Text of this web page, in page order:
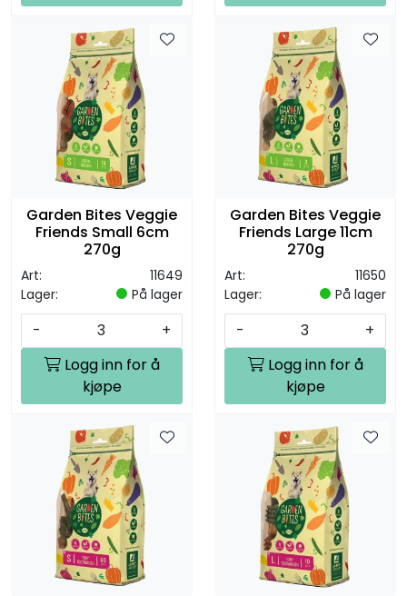
Garden Bites Veggie
Friends Small 6cm
270g
Art:
11649
Lager:
På lager
-
+
Logg inn for å
kjøpe
Garden Bites Veggie
Friends Large 11cm
270g
Art:
11650
Lager:
På lager
-
+
Logg inn for å
kjøpe